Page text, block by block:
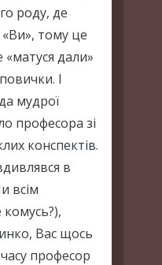
роду, де
тому це
«матуся дали»
І
мудрої
професора зі
конспектів.
в
всім
комусь?),
Вас щось
професор